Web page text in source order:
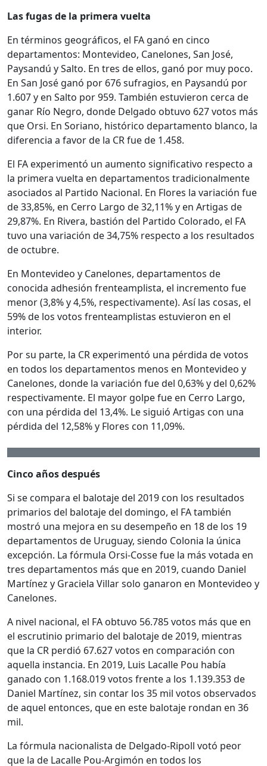
Las fugas de la primera vuelta
En términos geográficos, el FA ganó en cinco
departamentos: Montevideo, Canelones, San José,
Paysandú y Salto. En tres de ellos, ganó por muy poco.
En San José ganó por 676 sufragios, en Paysandú por
1.607 y en Salto por 959. También estuvieron cerca de
ganar Río Negro, donde Delgado obtuvo 627 votos más
que Orsi. En Soriano, histórico departamento blanco, la
diferencia a favor de la CR fue de 1.458.
El FA experimentó un aumento significativo respecto a
la primera vuelta en departamentos tradicionalmente
asociados al Partido Nacional. En Flores la variación fue
de 33,85%, en Cerro Largo de 32,11% y en Artigas de
29,87%. En Rivera, bastión del Partido Colorado, el FA
tuvo una variación de 34,75% respecto a los resultados
de octubre.
En Montevideo y Canelones, departamentos de
conocida adhesión frenteamplista, el incremento fue
menor (3,8% y 4,5%, respectivamente). Así las cosas, el
59% de los votos frenteamplistas estuvieron en el
interior.
Por su parte, la CR experimentó una pérdida de votos
en todos los departamentos menos en Montevideo y
Canelones, donde la variación fue del 0,63% y del 0,62%
respectivamente. El mayor golpe fue en Cerro Largo,
con una pérdida del 13,4%. Le siguió Artigas con una
pérdida del 12,58% y Flores con 11,09%.
Cinco años después
Si se compara el balotaje del 2019 con los resultados
primarios del balotaje del domingo, el FA también
mostró una mejora en su desempeño en 18 de los 19
departamentos de Uruguay, siendo Colonia la única
excepción. La fórmula Orsi-Cosse fue la más votada en
tres departamentos más que en 2019, cuando Daniel
Martínez y Graciela Villar solo ganaron en Montevideo y
Canelones.
A nivel nacional, el FA obtuvo 56.785 votos más que en
el escrutinio primario del balotaje de 2019, mientras
que la CR perdió 67.627 votos en comparación con
aquella instancia. En 2019, Luis Lacalle Pou había
ganado con 1.168.019 votos frente a los 1.139.353 de
Daniel Martínez, sin contar los 35 mil votos observados
de aquel entonces, que en este balotaje rondan en 36
mil.
La fórmula nacionalista de Delgado-Ripoll votó peor
que la de Lacalle Pou-Argimón en todos los